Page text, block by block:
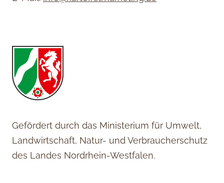
Gefördert durch das Ministerium für Umwelt,
Landwirtschaft, Natur- und Verbraucherschutz
des Landes Nordrhein-Westfalen.